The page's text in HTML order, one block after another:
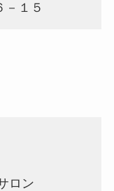
－１５
ロン